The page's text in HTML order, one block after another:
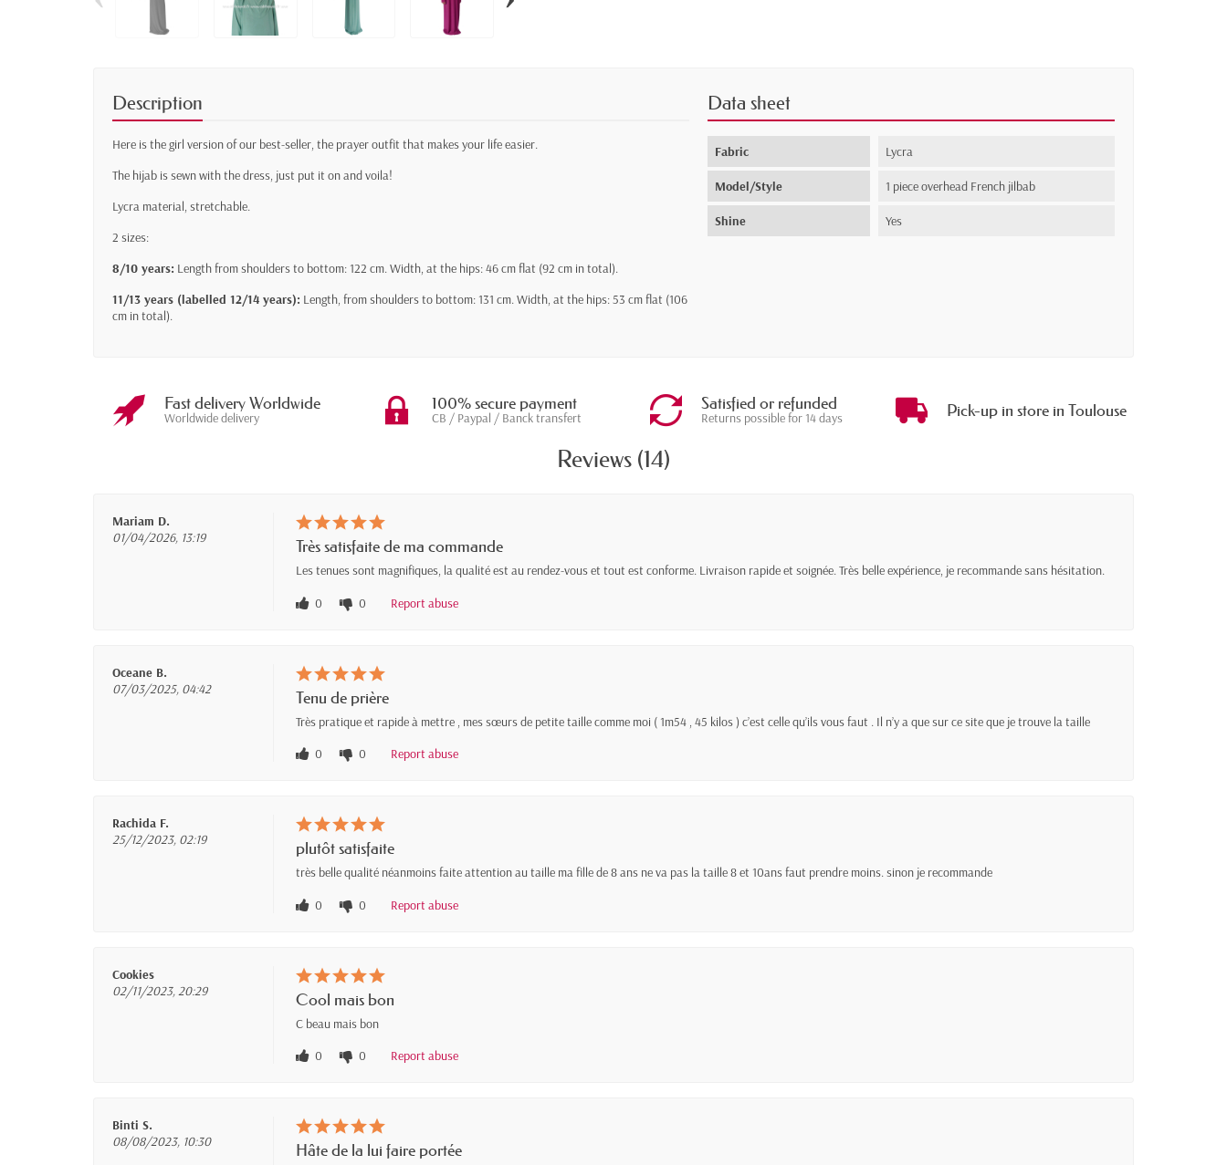
Description
Here is the girl version of our best-seller, the prayer outfit that makes your life easier.
The hijab is sewn with the dress, just put it on and voila!
Lycra material, stretchable.
2 sizes:
8/10 years: Length from shoulders to bottom: 122 cm. Width, at the hips: 46 cm flat (92 cm in total).
11/13 years (labelled 12/14 years): Length, from shoulders to bottom: 131 cm. Width, at the hips: 53 cm flat (106
cm in total).
Data sheet
Fabric Lycra
Model/Style 1 piece overhead French jilbab
Shine Yes
Fast delivery Worldwide
Worldwide delivery
100% secure payment
CB / Paypal / Banck transfert
Satisfied or refunded
Returns possible for 14 days Pick-up in store in Toulouse
Reviews (14)
Mariam D.
01/04/2026, 13:19
Très satisfaite de ma commande
Les tenues sont magnifiques, la qualité est au rendez-vous et tout est conforme. Livraison rapide et soignée. Très belle expérience, je recommande sans hésitation.
0
0 Report abuse
Oceane B.
07/03/2025, 04:42
Tenu de prière
Très pratique et rapide à mettre , mes sœurs de petite taille comme moi ( 1m54 , 45 kilos ) c’est celle qu’ils vous faut . Il n’y a que sur ce site que je trouve la taille
0
0 Report abuse
Rachida F.
25/12/2023, 02:19
plutôt satisfaite
très belle qualité néanmoins faite attention au taille ma fille de 8 ans ne va pas la taille 8 et 10ans faut prendre moins. sinon je recommande
0
0 Report abuse
Cookies
02/11/2023, 20:29
Cool mais bon
C beau mais bon
0
0 Report abuse
Binti S.
08/08/2023, 10:30
Hâte de la lui faire portée